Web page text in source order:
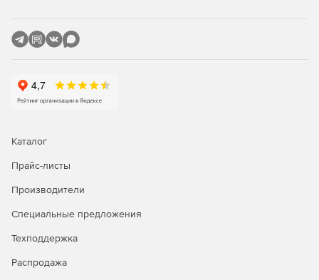
Каталог
Прайс-листы
Производители
Специальные предложения
Техподдержка
Распродажа